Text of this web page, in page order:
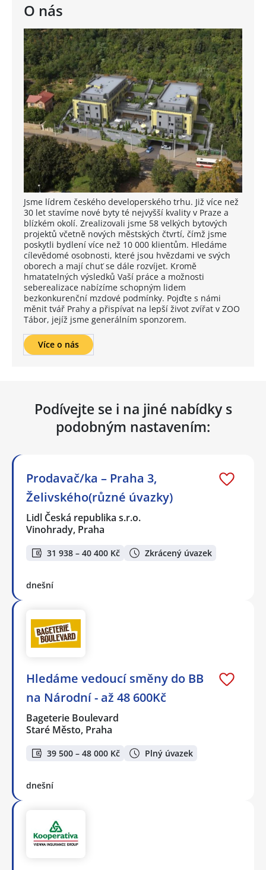
O nás
Jsme lídrem českého developerského trhu. Již více než
30 let stavíme nové byty té nejvyšší kvality v Praze a
blízkém okolí. Zrealizovali jsme 58 velkých bytových
projektů včetně nových městských čtvrtí, čímž jsme
poskytli bydlení více než 10 000 klientům. Hledáme
cílevědomé osobnosti, které jsou hvězdami ve svých
oborech a mají chuť se dále rozvíjet. Kromě
hmatatelných výsledků Vaší práce a možnosti
seberealizace nabízíme schopným lidem
bezkonkurenční mzdové podmínky. Pojďte s námi
měnit tvář Prahy a přispívat na lepší život zvířat v ZOO
Tábor, jejíž jsme generálním sponzorem.
Více o nás
Podívejte se i na jiné nabídky s
podobným nastavením:
Prodavač/ka – Praha 3,
Želivského(různé úvazky)
Lidl Česká republika s.r.o.
Vinohrady, Praha
31 938 – 40 400 Kč Zkrácený úvazek
dnešní
Hledáme vedoucí směny do BB
na Národní - až 48 600Kč
Bageterie Boulevard
Staré Město, Praha
39 500 – 48 000 Kč Plný úvazek
dnešní